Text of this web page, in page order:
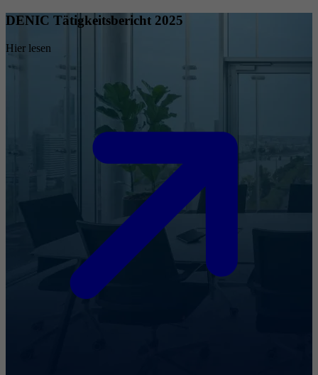
DENIC Tätigkeitsbericht 2025
Hier lesen